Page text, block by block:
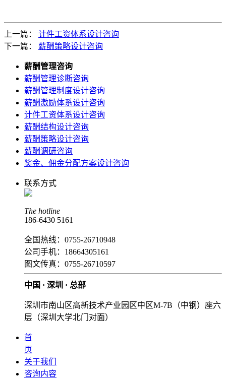
上一篇： 计件工资体系设计咨询
下一篇： 薪酬策略设计咨询
薪酬管理咨询
薪酬管理诊断咨询
薪酬管理制度设计咨询
薪酬激励体系设计咨询
计件工资体系设计咨询
薪酬结构设计咨询
薪酬策略设计咨询
薪酬调研咨询
奖金、佣金分配方案设计咨询
联系方式
The hotline
186-6430 5161
全国热线：0755-26710948
公司手机：18664305161
图文传真：0755-26710597
中国 · 深圳 · 总部
深圳市南山区高新技术产业园区中区M-7B（中钢）座六
层（深圳大学北门对面）
首
页
关于我们
咨询内容